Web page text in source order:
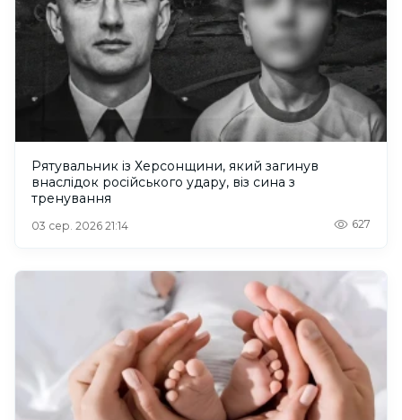
Рятувальник із Херсонщини, який загинув
внаслідок російського удару, віз сина з
тренування
03 сер. 2026 21:14 627